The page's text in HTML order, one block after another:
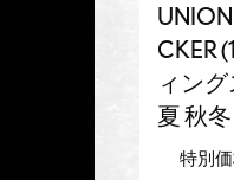
UNION
CKER
ィン
夏 秋冬
特別